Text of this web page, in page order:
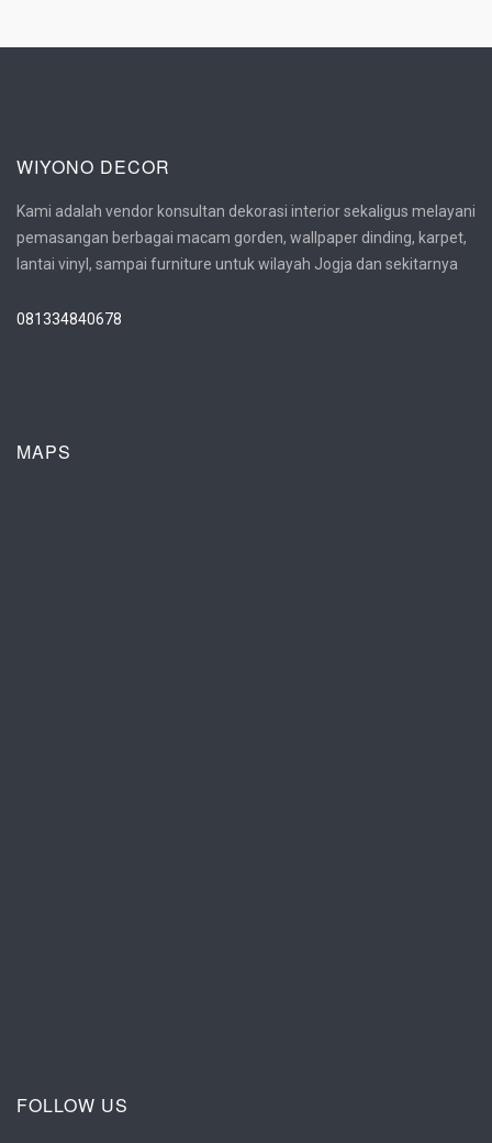
WIYONO DECOR
Kami adalah vendor konsultan dekorasi interior sekaligus melayani
pemasangan berbagai macam gorden, wallpaper dinding, karpet,
lantai vinyl, sampai furniture untuk wilayah Jogja dan sekitarnya
081334840678
MAPS
FOLLOW US